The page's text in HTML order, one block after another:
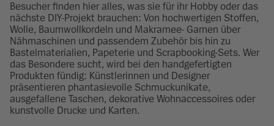
Besucher finden hier alles, was sie für ihr Hobby oder das
nächste DIY-Projekt brauchen: Von hochwertigen Stoffen,
Wolle, Baumwollkordeln und Makramee- Garnen über
Nähmaschinen und passendem Zubehör bis hin zu
Bastelmaterialien, Papeterie und Scrapbooking-Sets. Wer
das Besondere sucht, wird bei den handgefertigten
Produkten fündig: Künstlerinnen und Designer
präsentieren phantasievolle Schmuckunikate,
ausgefallene Taschen, dekorative Wohnaccessoires oder
kunstvolle Drucke und Karten.